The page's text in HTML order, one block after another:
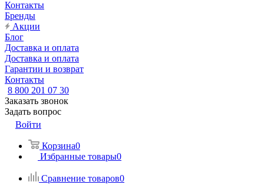
Контакты
Бренды
Акции
Блог
Доставка и оплата
Доставка и оплата
Гарантии и возврат
Контакты
8 800 201 07 30
Заказать звонок
Задать вопрос
Войти
Корзина0
Избранные товары0
Сравнение товаров0